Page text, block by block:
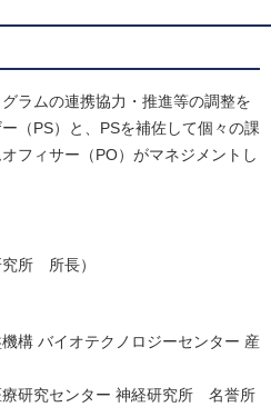
ラムの連携協力・推進等の調整を
（PS）と、PSを補佐して個々の課
フィサー（PO）がマネジメントし
所 所長）
構 バイオテクノロジーセンター 産
研究センター 神経研究所 名誉所